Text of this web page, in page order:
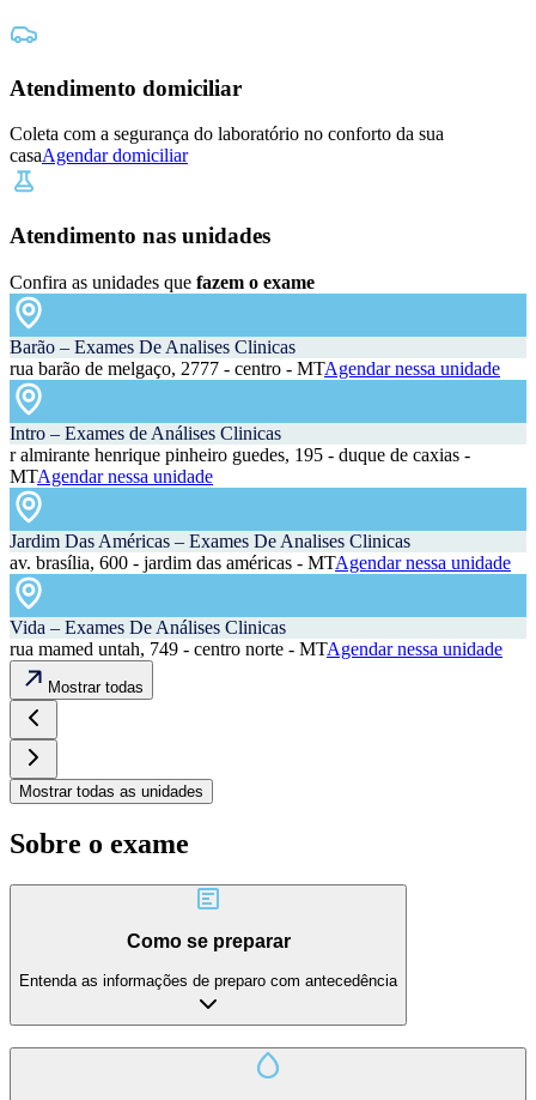
Atendimento domiciliar
Coleta com a segurança do laboratório no conforto da sua
casaAgendar domiciliar
Atendimento nas unidades
Confira as unidades que fazem o exame
Barão – Exames De Analises Clinicas
rua barão de melgaço, 2777 - centro - MTAgendar nessa unidade
Intro – Exames de Análises Clinicas
r almirante henrique pinheiro guedes, 195 - duque de caxias -
MTAgendar nessa unidade
Jardim Das Américas – Exames De Analises Clinicas
av. brasília, 600 - jardim das américas - MTAgendar nessa unidade
Vida – Exames De Análises Clinicas
rua mamed untah, 749 - centro norte - MTAgendar nessa unidade
Mostrar todas
Mostrar todas as unidades
Sobre o exame
Como se preparar
Entenda as informações de preparo com antecedência